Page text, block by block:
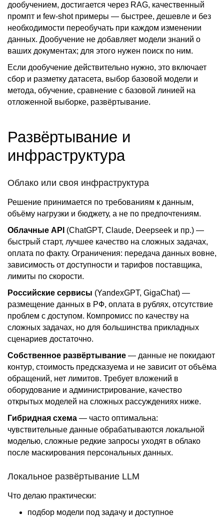
дообучением, достигается через RAG, качественный
промпт и few-shot примеры — быстрее, дешевле и без
необходимости переобучать при каждом изменении
данных. Дообучение не добавляет модели знаний о
ваших документах; для этого нужен поиск по ним.
Если дообучение действительно нужно, это включает
сбор и разметку датасета, выбор базовой модели и
метода, обучение, сравнение с базовой линией на
отложенной выборке, развёртывание.
Развёртывание и
инфраструктура
Облако или своя инфраструктура
Решение принимается по требованиям к данным,
объёму нагрузки и бюджету, а не по предпочтениям.
Облачные API (ChatGPT, Claude, Deepseek и пр.) —
быстрый старт, лучшее качество на сложных задачах,
оплата по факту. Ограничения: передача данных вовне,
зависимость от доступности и тарифов поставщика,
лимиты по скорости.
Российские сервисы (YandexGPT, GigaChat) —
размещение данных в РФ, оплата в рублях, отсутствие
проблем с доступом. Компромисс по качеству на
сложных задачах, но для большинства прикладных
сценариев достаточно.
Собственное развёртывание — данные не покидают
контур, стоимость предсказуема и не зависит от объёма
обращений, нет лимитов. Требует вложений в
оборудование и администрирование, качество
открытых моделей на сложных рассуждениях ниже.
Гибридная схема — часто оптимальна:
чувствительные данные обрабатываются локальной
моделью, сложные редкие запросы уходят в облако
после маскирования персональных данных.
Локальное развёртывание LLM
Что делаю практически:
подбор модели под задачу и доступное